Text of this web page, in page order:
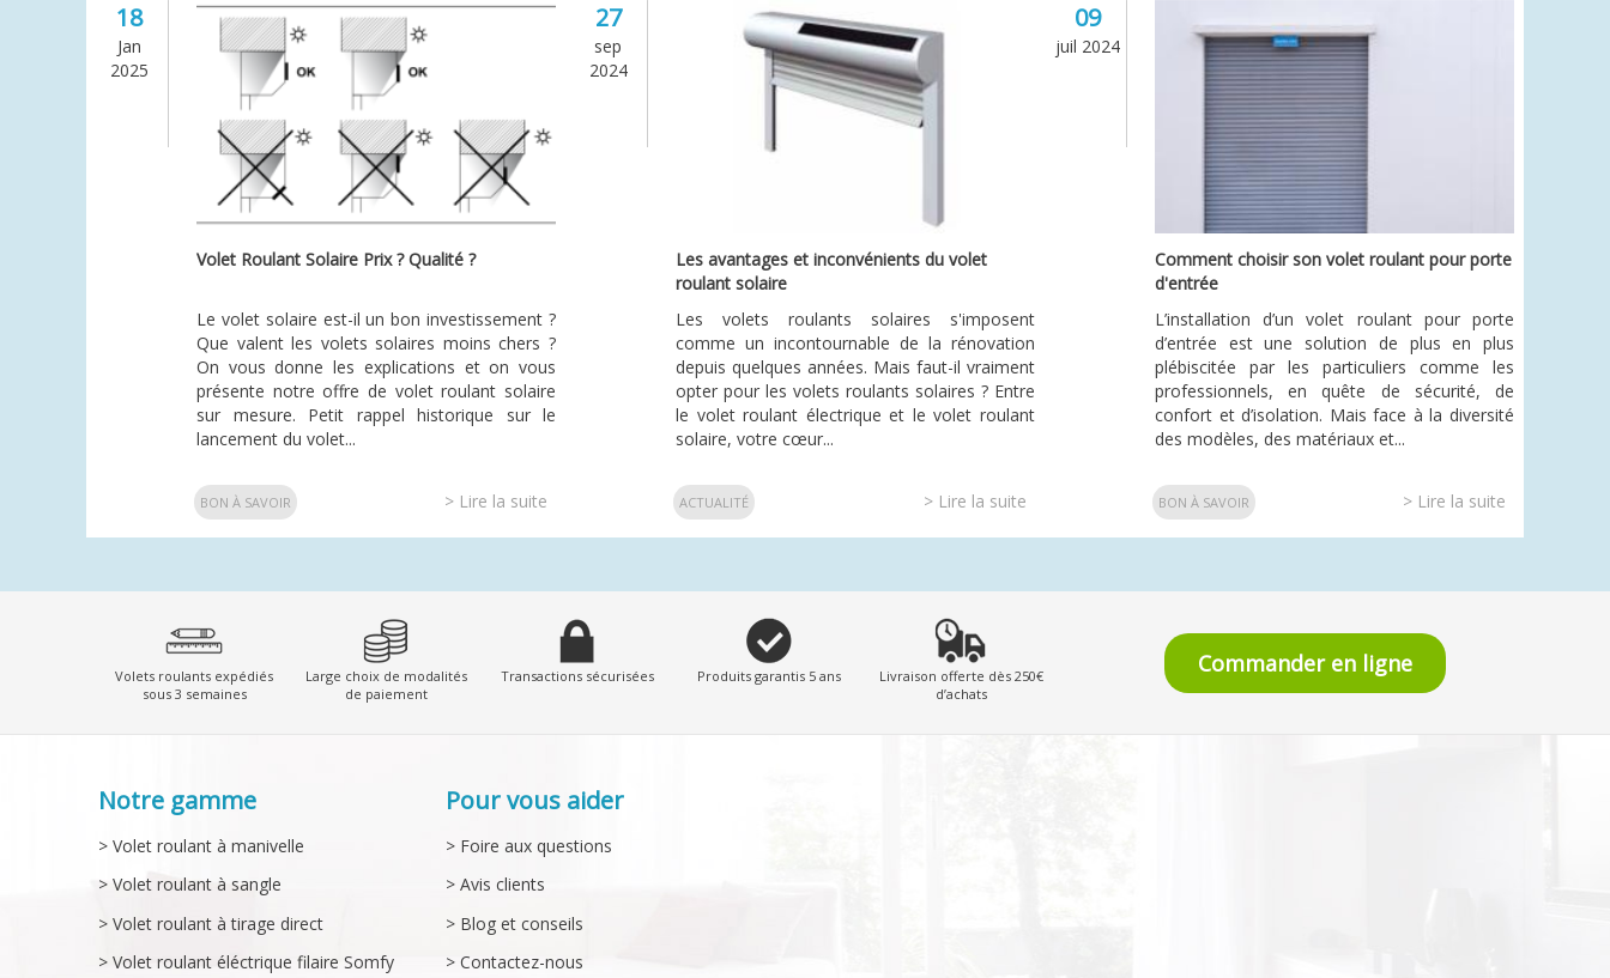
18
Jan
2025
Volet Roulant Solaire Prix ? Qualité ?
Le volet solaire est-il un bon investissement ?
Que valent les volets solaires moins chers ?
On vous donne les explications et on vous
présente notre offre de volet roulant solaire
sur mesure. Petit rappel historique sur le
lancement du volet...
BON À SAVOIR > Lire la suite
27
sep
2024
Les avantages et inconvénients du volet
roulant solaire
Les volets roulants solaires s'imposent
comme un incontournable de la rénovation
depuis quelques années. Mais faut-il vraiment
opter pour les volets roulants solaires ? Entre
le volet roulant électrique et le volet roulant
solaire, votre cœur...
ACTUALITÉ > Lire la suite
09
juil 2024
Comment choisir son volet roulant pour porte
d'entrée
L’installation d’un volet roulant pour porte
d’entrée est une solution de plus en plus
plébiscitée par les particuliers comme les
professionnels, en quête de sécurité, de
confort et d’isolation. Mais face à la diversité
des modèles, des matériaux et...
BON À SAVOIR > Lire la suite
Volets roulants expédiés
sous 3 semaines
Large choix de modalités
de paiement
Transactions sécurisées Produits garantis 5 ans
Livraison offerte dès 250€
d’achats
Commander en ligne
Notre gamme
> Volet roulant à manivelle
> Volet roulant à sangle
> Volet roulant à tirage direct
> Volet roulant éléctrique filaire Somfy
Pour vous aider
> Foire aux questions
> Avis clients
> Blog et conseils
> Contactez-nous